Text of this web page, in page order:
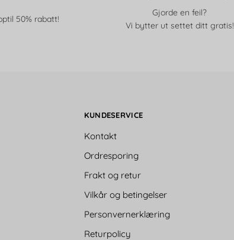
50% rabatt!
Gjorde en feil?
Vi bytter ut settet ditt gratis!
KUNDESERVICE
Kontakt
Ordresporing
Frakt og retur
Vilkår og betingelser
Personvernerklæring
Returpolicy